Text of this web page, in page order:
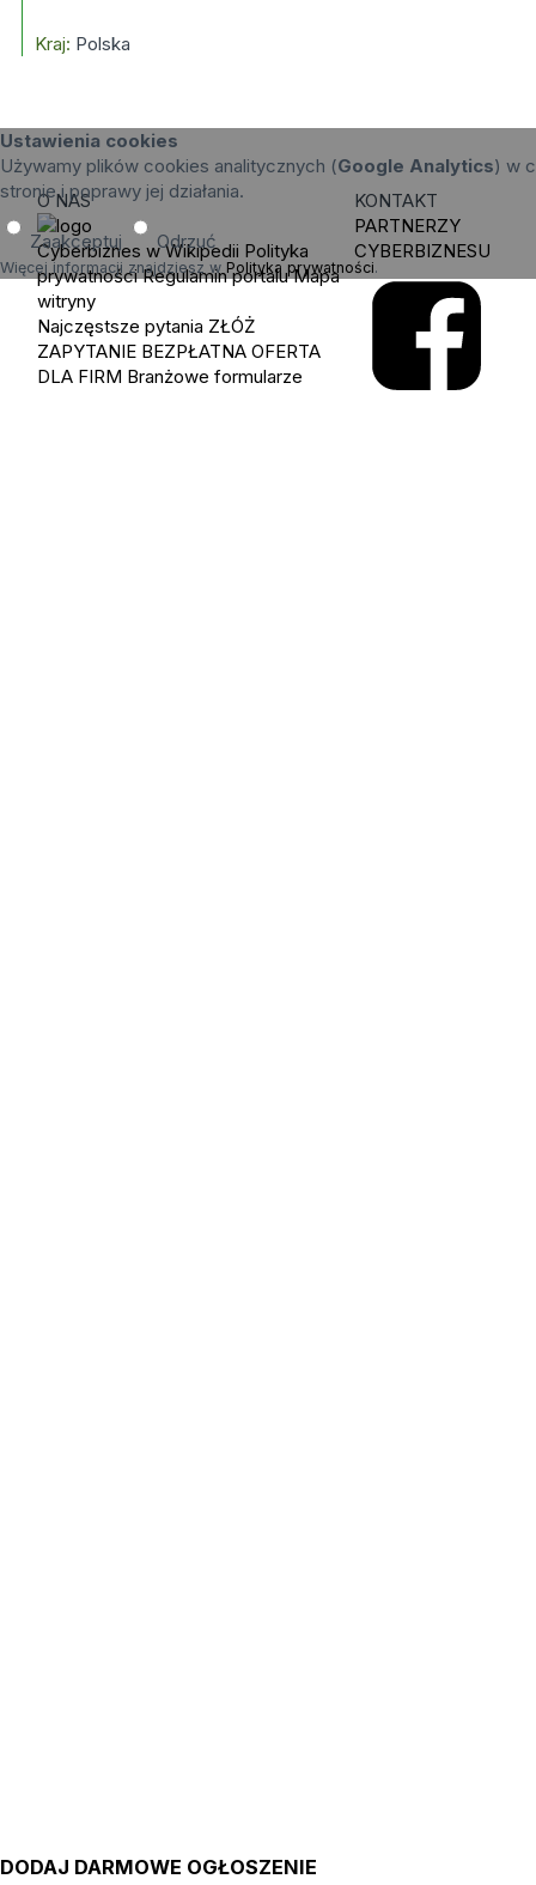
Kraj: Polska
DODAJ DARMOWE OGŁOSZENIE
Ustawienia cookies
Używamy plików cookies analitycznych (Google Analytics) w
stronie i poprawy jej działania.
Zaakceptuj Odrzuć
Więcej informacji znajdziesz w Polityka prywatności.
O NAS
Cyberbiznes w Wikipedii Polityka
prywatności Regulamin portalu Mapa
witryny
Najczęstsze pytania ZŁÓŻ
ZAPYTANIE BEZPŁATNA OFERTA
DLA FIRM Branżowe formularze
KONTAKT
PARTNERZY
CYBERBIZNESU